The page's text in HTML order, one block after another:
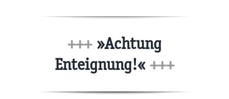
+++»Achtung
Enteignung!« +++